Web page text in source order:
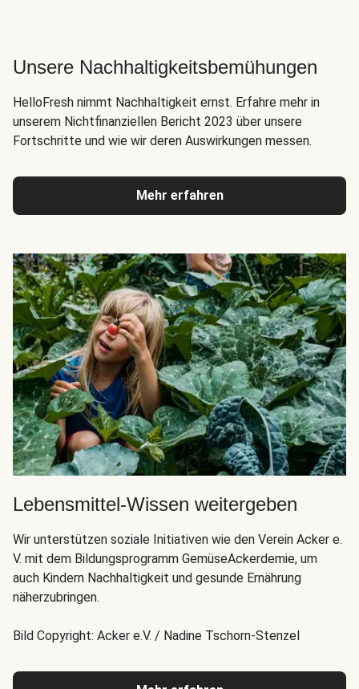
Unsere Nachhaltigkeitsbemühungen
HelloFresh nimmt Nachhaltigkeit ernst. Erfahre mehr in
unserem Nichtfinanziellen Bericht 2023 über unsere
Fortschritte und wie wir deren Auswirkungen messen.
Mehr erfahren
Lebensmittel-Wissen weitergeben
Wir unterstützen soziale Initiativen wie den Verein Acker e.
V. mit dem Bildungsprogramm GemüseAckerdemie, um
auch Kindern Nachhaltigkeit und gesunde Ernährung
näherzubringen.
Bild Copyright: Acker e.V. / Nadine Tschorn-Stenzel